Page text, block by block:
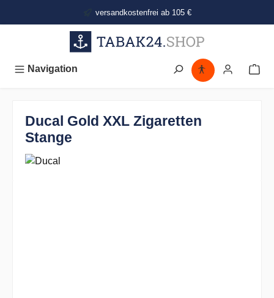
versandkostenfrei ab 105 €
Navigation
Ducal Gold XXL Zigaretten
Stange